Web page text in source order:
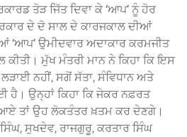
ਤੋੜ ਜਿੱਤ ਦਿਵਾ ਕੇ ‘ਆਪ’ ਨੂੰ ਹੋਰ
ਦੇ ਦੋ ਸਾਲ ਦੇ ਕਾਰਜਕਾਲ ਦੀਆਂ
‘ਆਪ’ ਉਮੀਦਵਾਰ ਅਦਾਕਾਰ ਕਰਮਜੀਤ
ਮੁੱਖ ਮੰਤਰੀ ਮਾਨ ਨੇ ਕਿਹਾ ਕਿ ਇਸ
ਲੜਾਈ ਨਹੀਂ, ਸਗੋਂ ਸੱਤਾ, ਸੰਵਿਧਾਨ ਅਤੇ
ਹੈ। ਉਨ੍ਹਾਂ ਕਿਹਾ ਕਿ ਜੇਕਰ ਨਫ਼ਰਤ
ਤਾਂ ਉਹ ਲੋਕਤੰਤਰ ਖ਼ਤਮ ਕਰ ਦੇਣਗੇ।
ਸੁਖਦੇਵ, ਰਾਜਗੁਰੂ, ਕਰਤਾਰ ਸਿੰਘ